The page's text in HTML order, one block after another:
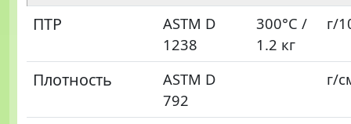
ПТР
ASTM D
1238
300°C /
1.2 кг
г/
Плотность
ASTM D
792
г/